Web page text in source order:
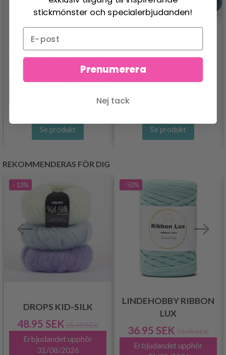
SCHEEPJES KINDSOME
71.95 SEK
Erbjudandet upphör1d
Se produkt
DROPS BOMULL-LIN
29.95 SEK
Se produkt
REKOMMENDERAS FÖR DIG
- 13%
DROPS KID-SILK
48.95 SEK 55.95 SEK
Erbjudandet upphör
31/08/2026
- 50%
LINDEHOBBY RIBBON
LUX
36.95 SEK 73.95 SEK
Erbjudandet upphör
stickmönster och specialerbjudanden!
Prenumerera
Nej tack